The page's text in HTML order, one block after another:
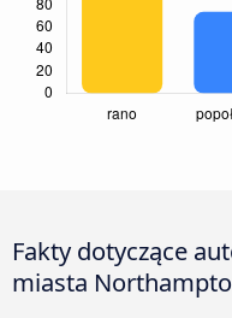
Fakty dotyczące
miasta